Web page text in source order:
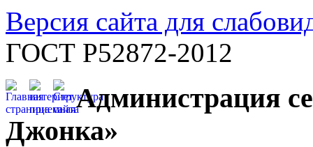
Версия сайта для
ГОСТ Р52872-2012
Администрация
Джонка»